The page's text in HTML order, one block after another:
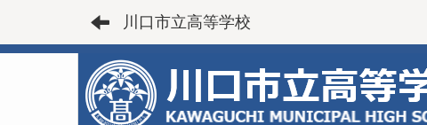
川口市立高等学校